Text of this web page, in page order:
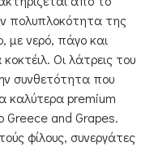
πολυπλοκότητα της
με νερό, πάγο και
Οι λάτρεις του
συνθετότητα που
καλύτερα premium
Greece and Grapes.
φίλους, συνεργάτες